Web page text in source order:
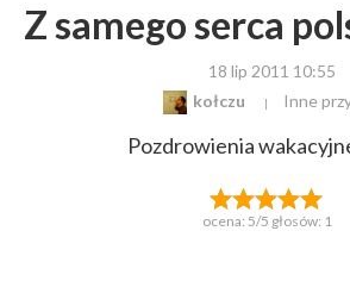
Z samego serca
18 lip 2011 10:55
kołczu
Inne
Pozdrowienia
ocena: 5/5 głosów: 1